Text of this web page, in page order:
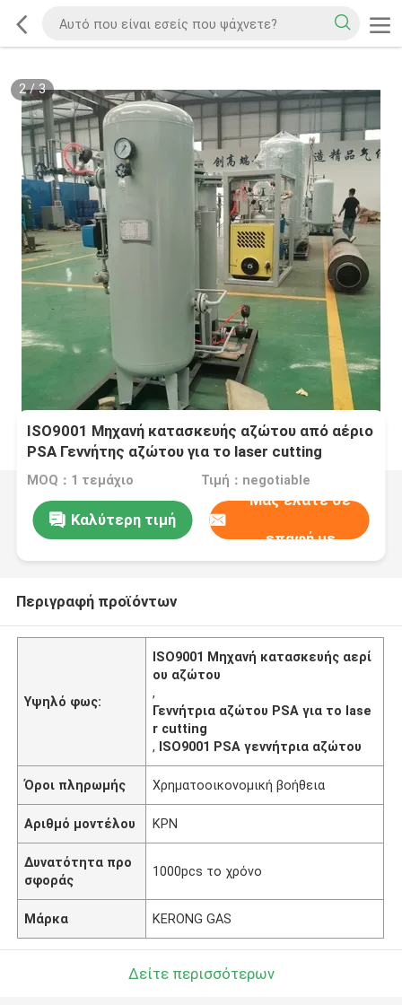
2/3
ISO9001 Μηχανή κατασκευής αζώτου από αέριο
PSA Γεννήτης αζώτου για το laser cutting
MOQ：1 τεμάχιο Τιμή：negotiable
Καλύτερη τιμή
Μας ελάτε σε
επαφή με
Περιγραφή προϊόντων
Υψηλό φως:
ISO9001 Μηχανή κατασκευής αερί
ου αζώτου
,
Γεννήτρια αζώτου PSA για το lase
r cutting
, ISO9001 PSA γεννήτρια αζώτου
Όροι πληρωμής Χρηματοοικονομική βοήθεια
Αριθμό μοντέλου ΚΡΝ
Δυνατότητα προ
σφοράς
1000pcs το χρόνο
Μάρκα KERONG GAS
Δείτε περισσότερων